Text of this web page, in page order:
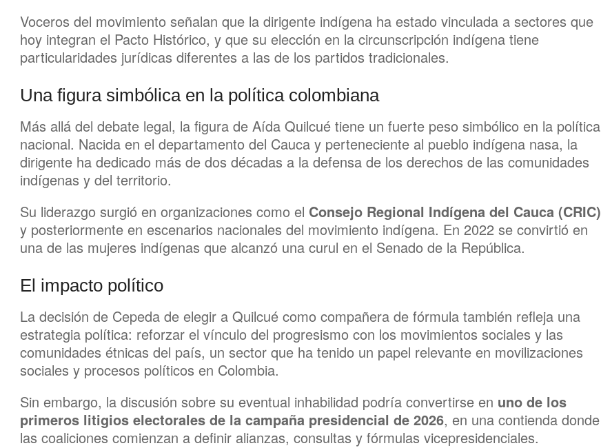
Voceros del movimiento señalan que la dirigente indígena ha estado vinculada a sectores que
hoy integran el Pacto Histórico, y que su elección en la circunscripción indígena tiene
particularidades jurídicas diferentes a las de los partidos tradicionales.
Una figura simbólica en la política colombiana
Más allá del debate legal, la figura de Aída Quilcué tiene un fuerte peso simbólico en la política
nacional. Nacida en el departamento del Cauca y perteneciente al pueblo indígena nasa, la
dirigente ha dedicado más de dos décadas a la defensa de los derechos de las comunidades
indígenas y del territorio.
Su liderazgo surgió en organizaciones como el Consejo Regional Indígena del Cauca (CRIC)
y posteriormente en escenarios nacionales del movimiento indígena. En 2022 se convirtió en
una de las mujeres indígenas que alcanzó una curul en el Senado de la República.
El impacto político
La decisión de Cepeda de elegir a Quilcué como compañera de fórmula también refleja una
estrategia política: reforzar el vínculo del progresismo con los movimientos sociales y las
comunidades étnicas del país, un sector que ha tenido un papel relevante en movilizaciones
sociales y procesos políticos en Colombia.
Sin embargo, la discusión sobre su eventual inhabilidad podría convertirse en uno de los
primeros litigios electorales de la campaña presidencial de 2026, en una contienda donde
las coaliciones comienzan a definir alianzas, consultas y fórmulas vicepresidenciales.